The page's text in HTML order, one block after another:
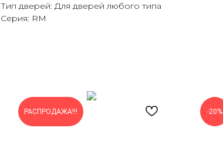
Тип дверей: Для дверей любого типа
Серия: RM
РАСПРОДАЖА!!! -20%